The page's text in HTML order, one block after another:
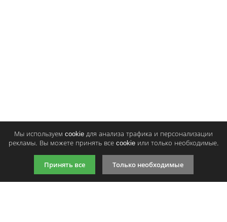
Введите код, указанный на картинке:
Мы используем cookie для анализа трафика и персонализации
рекламы. Вы можете принять все cookie или только необходимые.
Принять все Только необходимые